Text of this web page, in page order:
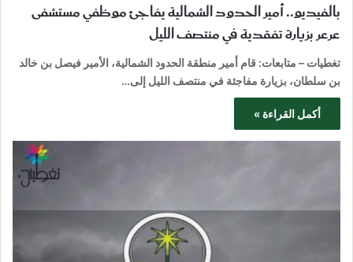
بالفيديو.. أمير الحدود الشمالية يفاجئ موظفي مستشفى
عرعر بزيارة تفقدية في منتصف الليل
تغطيات – متابعات: قام أمير منطقة الحدود الشمالية، الأمير فيصل بن خالد
بن سلطان، بزيارة مفاجئة في منتصف الليل إلى…
أكمل القراءة »